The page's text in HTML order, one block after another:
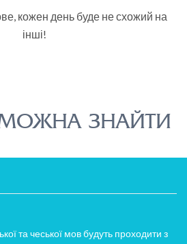
кожен день буде не схожий на
інші!
ЗНАЙТИ
та чеської мов будуть проходити з